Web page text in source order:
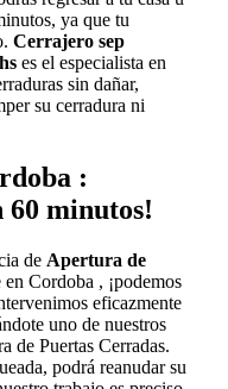
ya que tu
Cerrajero sep
es el especialista en
sin dañar,
su cerradura ni
:
60 minutos!
de Apertura de
Cordoba , ¡podemos
eficazmente
uno de nuestros
de Puertas Cerradas.
podrá reanudar su